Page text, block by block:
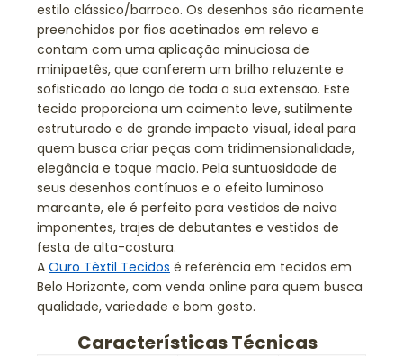
estilo clássico/barroco. Os desenhos são ricamente
preenchidos por fios acetinados em relevo e
contam com uma aplicação minuciosa de
minipaetês, que conferem um brilho reluzente e
sofisticado ao longo de toda a sua extensão. Este
tecido proporciona um caimento leve, sutilmente
estruturado e de grande impacto visual, ideal para
quem busca criar peças com tridimensionalidade,
elegância e toque macio. Pela suntuosidade de
seus desenhos contínuos e o efeito luminoso
marcante, ele é perfeito para vestidos de noiva
imponentes, trajes de debutantes e vestidos de
festa de alta-costura.
A Ouro Têxtil Tecidos é referência em tecidos em
Belo Horizonte, com venda online para quem busca
qualidade, variedade e bom gosto.
Características Técnicas